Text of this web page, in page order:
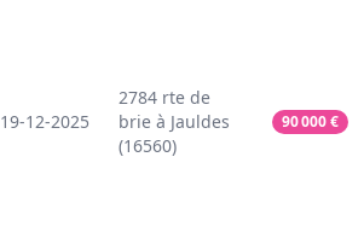
19-12-2025
2784 rte de
brie à Jauldes
(16560)
90 000€